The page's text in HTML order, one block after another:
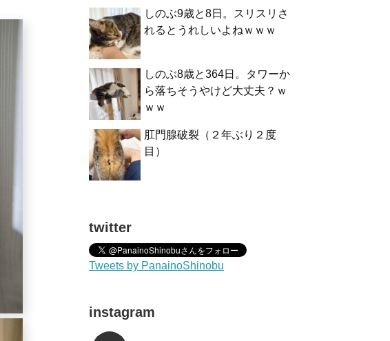
しのぶ9歳と8日。スリスリさ
れるとうれしいよねｗｗｗ
しのぶ8歳と364日。タワーか
ら落ちそうやけど大丈夫？ｗ
ｗｗ
肛門腺破裂（２年ぶり２度
目）
twitter
Tweets by PanainoShinobu
instagram